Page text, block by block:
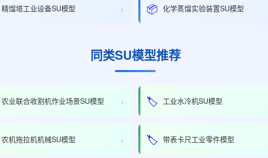
精馏塔工业设备SU模型 › 📦 化学蒸馏实验装置SU模型
同类SU模型推荐
农业联合收割机作业场景SU模型 › 🏷️ 工业水冷机SU模型
农机拖拉机机械SU模型 › 🏷️ 带表卡尺工业零件模型